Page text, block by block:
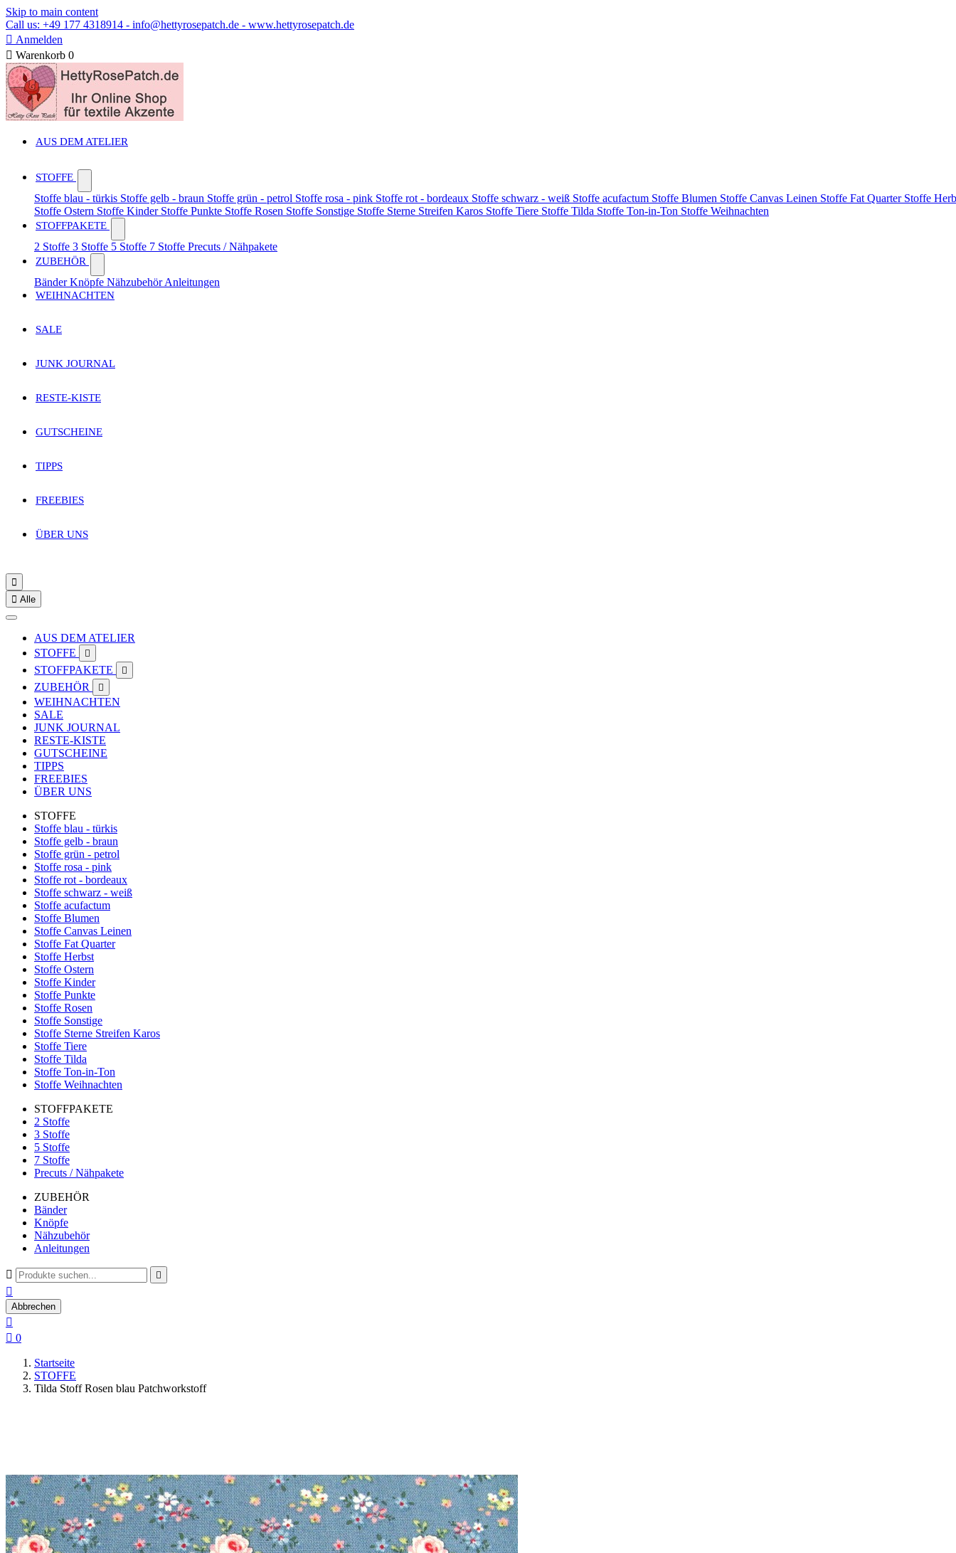
Skip to main content
Call us: +49 177 4318914 - info@hettyrosepatch.de - www.hettyrosepatch.de
 Anmelden
 Warenkorb 0
AUS DEM ATELIER
STOFFE
Stoffe blau - türkis Stoffe gelb - braun Stoffe grün - petrol Stoffe rosa - pink Stoffe rot - bordeaux Stoffe schwarz - weiß Stoffe acufactum Stoffe Blumen Stoffe Canvas Leinen Stoffe Fat Quarter Stoffe
Stoffe Ostern Stoffe Kinder Stoffe Punkte Stoffe Rosen Stoffe Sonstige Stoffe Sterne Streifen Karos Stoffe Tiere Stoffe Tilda Stoffe Ton-in-Ton Stoffe Weihnachten
STOFFPAKETE
2 Stoffe 3 Stoffe 5 Stoffe 7 Stoffe Precuts / Nähpakete
ZUBEHÖR
BänderKnöpfe NähzubehörAnleitungen
WEIHNACHTEN
SALE
JUNK JOURNAL
RESTE-KISTE
GUTSCHEINE
TIPPS
FREEBIES
ÜBER UNS

 Alle
AUS DEM ATELIER
STOFFE

STOFFPAKETE 
ZUBEHÖR 
WEIHNACHTEN
SALE
JUNK JOURNAL
RESTE-KISTE
GUTSCHEINE
TIPPS
FREEBIES
ÜBER UNS
STOFFE
Stoffe blau - türkis
Stoffe gelb - braun
Stoffe grün - petrol
Stoffe rosa - pink
Stoffe rot - bordeaux
Stoffe schwarz - weiß
Stoffe acufactum
Stoffe Blumen
Stoffe Canvas Leinen
Stoffe Fat Quarter
Stoffe Herbst
Stoffe Ostern
Stoffe Kinder
Stoffe Punkte
Stoffe Rosen
Stoffe Sonstige
Stoffe Sterne Streifen Karos
Stoffe Tiere
Stoffe Tilda
Stoffe Ton-in-Ton
Stoffe Weihnachten
STOFFPAKETE
2 Stoffe
3 Stoffe
5 Stoffe
7 Stoffe
Precuts / Nähpakete
ZUBEHÖR
Bänder
Knöpfe
Nähzubehör
Anleitungen
 

Abbrechen

 0
Startseite
STOFFE
Tilda Stoff Rosen blau Patchworkstoff